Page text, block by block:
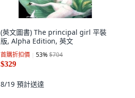
(英文圖書) The principal girl 平裝
版, Alpha Edition, 英文
首購折扣價 53%$704
$329
8/19 預計送達